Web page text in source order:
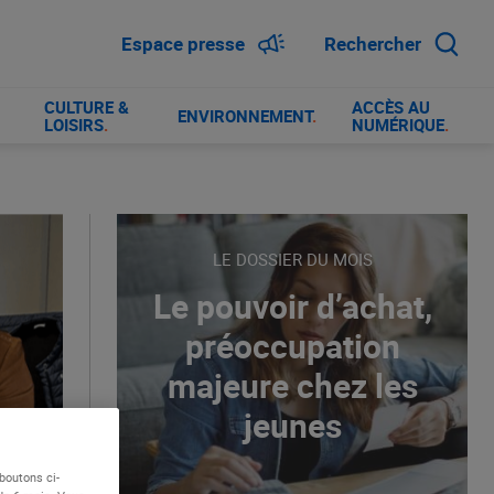
Espace presse Rechercher
CULTURE &
LOISIRS. ENVIRONNEMENT.
ACCÈS AU
NUMÉRIQUE.
LE DOSSIER DU MOIS
Le pouvoir d’achat,
préoccupation
majeure chez les
jeunes
ci-